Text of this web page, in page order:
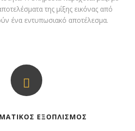
της μίξης εικόνας από
ένα εντυπωσιακό αποτέλεσμα.
ΕΞΟΠΛΙΣΜΟΣ